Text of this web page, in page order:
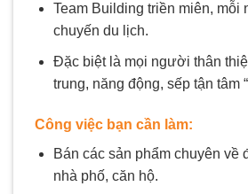
Team Building triền miên, mỗi
chuyến du lịch.
Đặc biệt là mọi người thân
trung, năng động, sếp tận tâm
Công việc bạn cần làm:
Bán các sản phẩm chuyên về
nhà phố, căn hộ.